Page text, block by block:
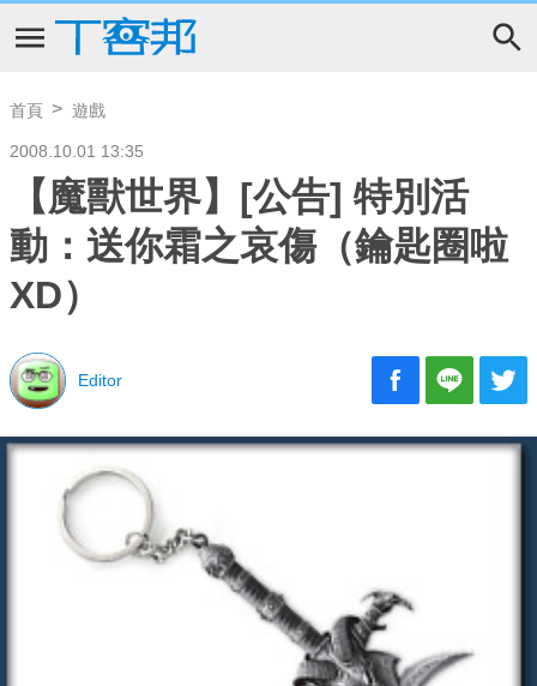
首頁 遊戲
2008.10.01 13:35
【魔獸世界】[公告] 特別活
動：送你霜之哀傷（鑰匙圈啦
XD）
Editor